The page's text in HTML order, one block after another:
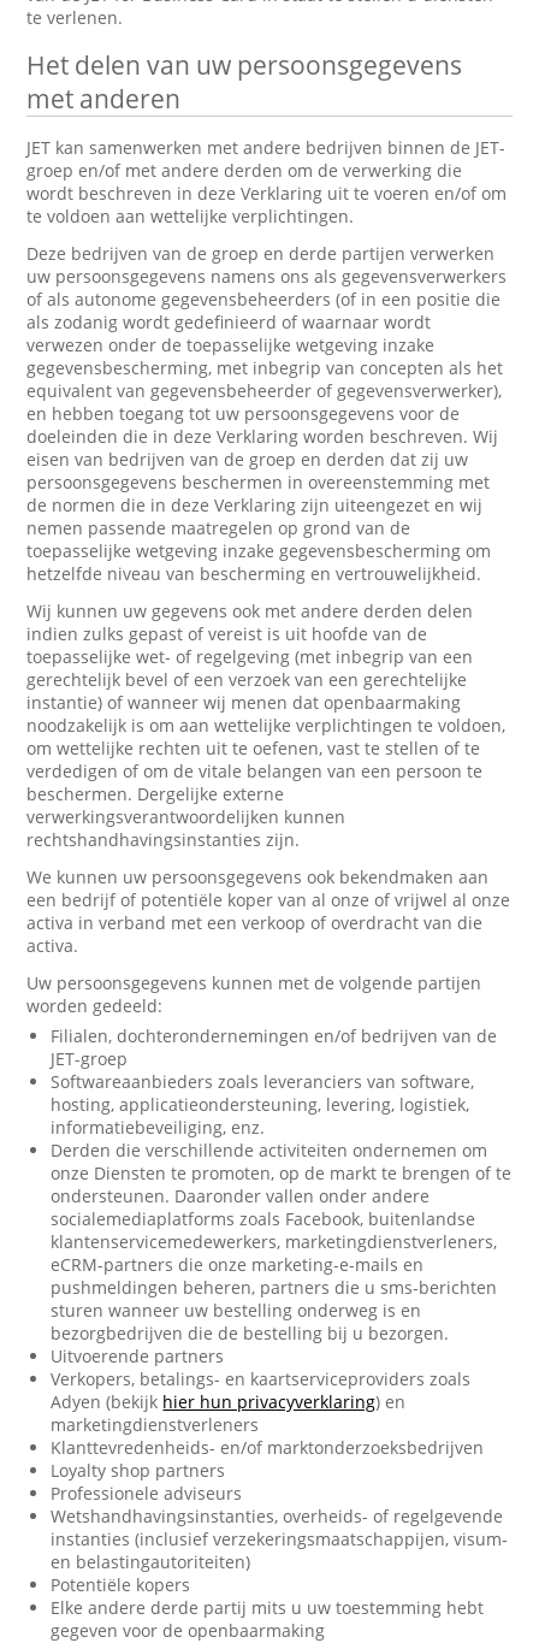
te verlenen.
Het delen van uw persoonsgegevens
met anderen
JET kan samenwerken met andere bedrijven binnen de JET-
groep en/of met andere derden om de verwerking die
wordt beschreven in deze Verklaring uit te voeren en/of om
te voldoen aan wettelijke verplichtingen.
Deze bedrijven van de groep en derde partijen verwerken
uw persoonsgegevens namens ons als gegevensverwerkers
of als autonome gegevensbeheerders (of in een positie die
als zodanig wordt gedefinieerd of waarnaar wordt
verwezen onder de toepasselijke wetgeving inzake
gegevensbescherming, met inbegrip van concepten als het
equivalent van gegevensbeheerder of gegevensverwerker),
en hebben toegang tot uw persoonsgegevens voor de
doeleinden die in deze Verklaring worden beschreven. Wij
eisen van bedrijven van de groep en derden dat zij uw
persoonsgegevens beschermen in overeenstemming met
de normen die in deze Verklaring zijn uiteengezet en wij
nemen passende maatregelen op grond van de
toepasselijke wetgeving inzake gegevensbescherming om
hetzelfde niveau van bescherming en vertrouwelijkheid.
Wij kunnen uw gegevens ook met andere derden delen
indien zulks gepast of vereist is uit hoofde van de
toepasselijke wet- of regelgeving (met inbegrip van een
gerechtelijk bevel of een verzoek van een gerechtelijke
instantie) of wanneer wij menen dat openbaarmaking
noodzakelijk is om aan wettelijke verplichtingen te voldoen,
om wettelijke rechten uit te oefenen, vast te stellen of te
verdedigen of om de vitale belangen van een persoon te
beschermen. Dergelijke externe
verwerkingsverantwoordelijken kunnen
rechtshandhavingsinstanties zijn.
We kunnen uw persoonsgegevens ook bekendmaken aan
een bedrijf of potentiële koper van al onze of vrijwel al onze
activa in verband met een verkoop of overdracht van die
activa.
Uw persoonsgegevens kunnen met de volgende partijen
worden gedeeld:
Filialen, dochterondernemingen en/of bedrijven van de
JET-groep
Softwareaanbieders zoals leveranciers van software,
hosting, applicatieondersteuning, levering, logistiek,
informatiebeveiliging, enz.
Derden die verschillende activiteiten ondernemen om
onze Diensten te promoten, op de markt te brengen of te
ondersteunen. Daaronder vallen onder andere
socialemediaplatforms zoals Facebook, buitenlandse
klantenservicemedewerkers, marketingdienstverleners,
eCRM-partners die onze marketing-e-mails en
pushmeldingen beheren, partners die u sms-berichten
sturen wanneer uw bestelling onderweg is en
bezorgbedrijven die de bestelling bij u bezorgen.
Uitvoerende partners
Verkopers, betalings- en kaartserviceproviders zoals
Adyen (bekijk hier hun privacyverklaring) en
marketingdienstverleners
Klanttevredenheids- en/of marktonderzoeksbedrijven
Loyalty shop partners
Professionele adviseurs
Wetshandhavingsinstanties, overheids- of regelgevende
instanties (inclusief verzekeringsmaatschappijen, visum-
en belastingautoriteiten)
Potentiële kopers
Elke andere derde partij mits u uw toestemming hebt
gegeven voor de openbaarmaking